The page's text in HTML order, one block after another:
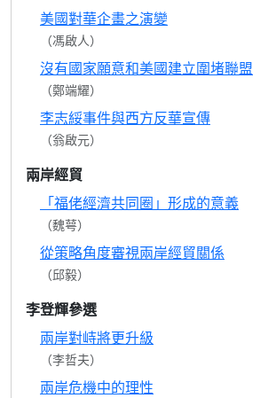
美國對華企畫之演變
（馮啟人）
沒有國家願意和美國建立圍堵聯盟
（鄭端耀）
李志綏事件與西方反華宣傳
（翁啟元）
兩岸經貿
「福佬經濟共同圈」形成的意義
（魏萼）
從策略角度審視兩岸經貿關係
（邱毅）
李登輝參選
兩岸對峙將更升級
（李哲夫）
兩岸危機中的理性